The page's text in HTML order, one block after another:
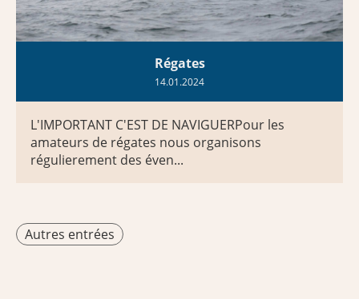
Régates
14.01.2024
L'IMPORTANT C'EST DE NAVIGUERPour les
amateurs de régates nous organisons
régulierement des éven...
Autres entrées